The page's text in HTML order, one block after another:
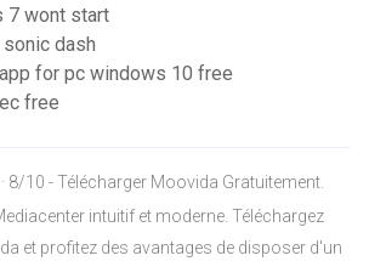
7 wont start
dash
for pc windows 10 free
free
8/10 - Télécharger Moovida Gratuitement.
intuitif et moderne. Téléchargez
et profitez des avantages de disposer d'un